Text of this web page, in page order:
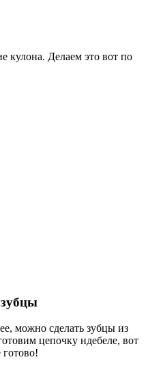
Делаем это вот по
можно сделать зубцы из
цепочку ндебеле, вот
готово!